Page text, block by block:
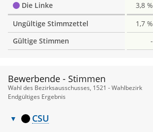
Die Linke
3,8 %
Ungültige Stimmzettel
1,7 %
Gültige Stimmen
-
Bewerbende - Stimmen
Wahl des Bezirksausschusses, 1521 - Wahlbezirk
Endgültiges Ergebnis
CSU